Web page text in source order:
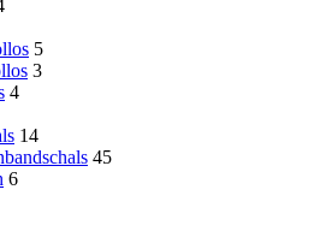
5
3
4
14
45
6